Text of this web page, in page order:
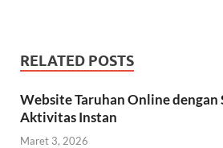
RELATED POSTS
Website Taruhan Online
Aktivitas Instan
Maret 3, 2026